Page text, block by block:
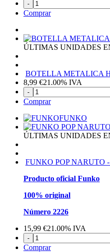
-
Comprar
ÚLTIMAS UNIDADES
BOTELLA METALICA
8,99 €21.00% IVA
-
Comprar
FUNKO
ÚLTIMAS UNIDADES
FUNKO POP NARUTO
Producto oficial Funko
100% original
Número 2226
15,99 €21.00% IVA
-
Comprar